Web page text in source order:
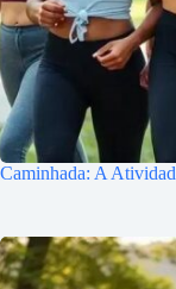
Caminhada: A